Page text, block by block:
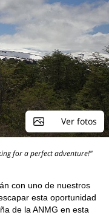
Ver fotos
for a perfect adventure!"
con uno de nuestros
esta oportunidad
de la ANMG en esta